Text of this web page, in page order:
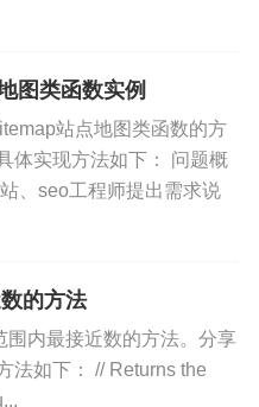
图类函数实例
站点地图类函数的方
体实现方法如下： 问题概
、seo工程师提出需求说
的方法
内最接近数的方法。分享
法如下： // Returns the